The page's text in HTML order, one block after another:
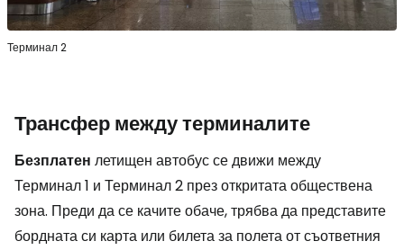
Терминал 2
Трансфер между терминалите
Безплатен летищен автобус се движи между
Терминал 1 и Терминал 2 през откритата обществена
зона. Преди да се качите обаче, трябва да представите
бордната си карта или билета за полета от съответния